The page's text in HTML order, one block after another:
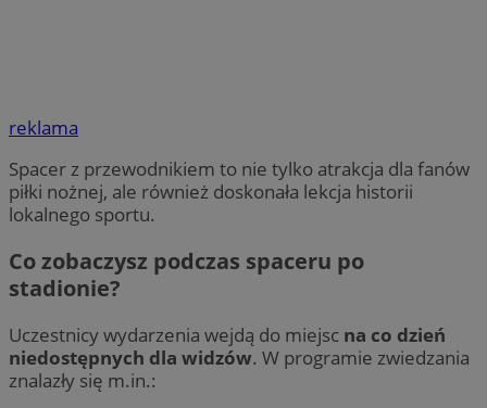
reklama
Spacer z przewodnikiem to nie tylko atrakcja dla fanów
piłki nożnej, ale również doskonała lekcja historii
lokalnego sportu.
Co zobaczysz podczas spaceru po
stadionie?
Uczestnicy wydarzenia wejdą do miejsc na co dzień
niedostępnych dla widzów. W programie zwiedzania
znalazły się m.in.: